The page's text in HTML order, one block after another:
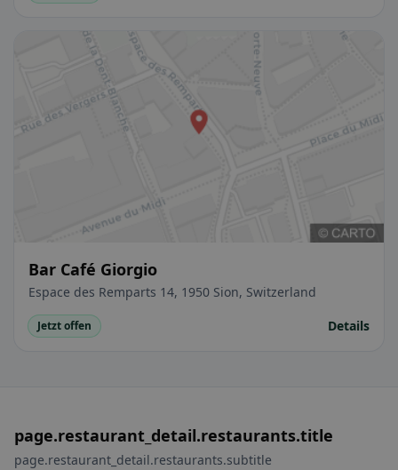
Bar Café Giorgio
Espace des Remparts 14, 1950 Sion, Switzerland
Jetzt offen Details
page.restaurant_detail.restaurants.title
page.restaurant_detail.restaurants.subtitle